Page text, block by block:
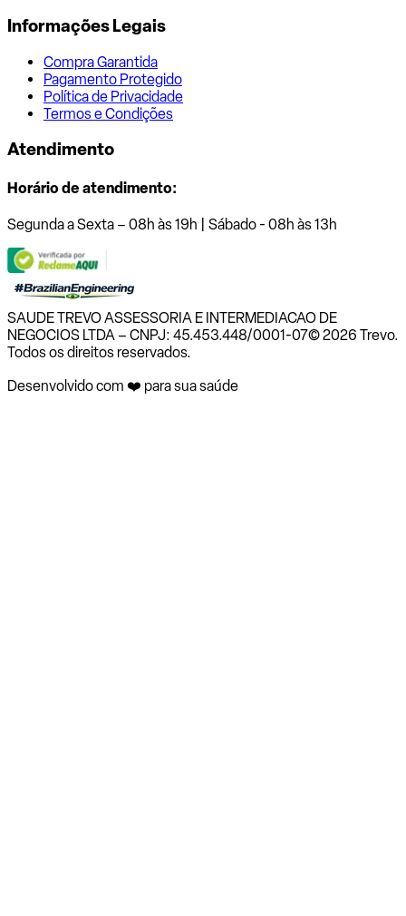
Informações Legais
Compra Garantida
Pagamento Protegido
Política de Privacidade
Termos e Condições
Atendimento
Horário de atendimento:
Segunda a Sexta – 08h às 19h | Sábado - 08h às 13h
SAUDE TREVO ASSESSORIA E INTERMEDIACAO DE
NEGOCIOS LTDA – CNPJ: 45.453.448/0001-07© 2026 Trevo.
Todos os direitos reservados.
Desenvolvido com ❤️ para sua saúde